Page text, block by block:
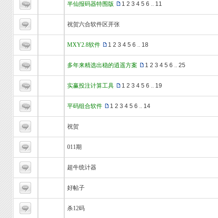
半仙报码器特围版 1 2 3 4 5 6 .. 11
祝贺六合软件区开张
MXY2.8软件 1 2 3 4 5 6 .. 18
多年来精选出稳的逍遥方案 1 2 3 4 5 6 .. 25
实赢投注计算工具 1 2 3 4 5 6 .. 19
平码组合软件 1 2 3 4 5 6 .. 14
祝贺
011期
超牛统计器
好帖子
杀12码